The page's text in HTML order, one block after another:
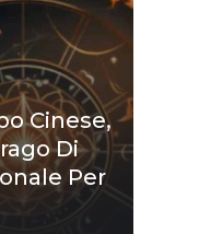
Cinese,
Di
Per